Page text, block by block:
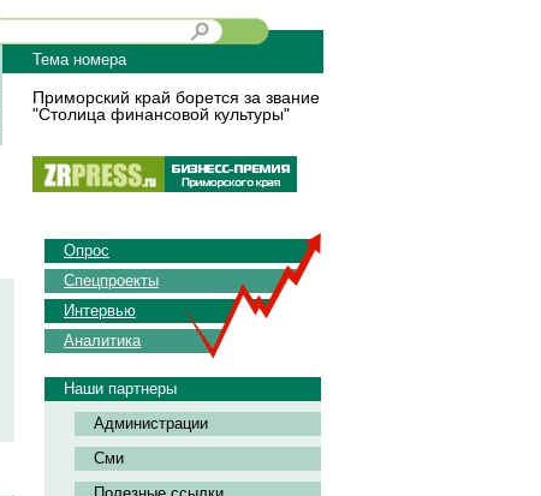
Тема номера
Приморский край борется за звание
"Столица финансовой культуры"
Опрос
Спецпроекты
Интервью
Аналитика
Наши партнеры
Администрации
Сми